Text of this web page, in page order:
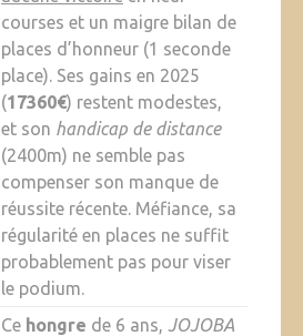
courses et un maigre bilan de
places d’honneur (1 seconde
place). Ses gains en 2025
(17360€) restent modestes,
et son handicap de distance
(2400m) ne semble pas
compenser son manque de
réussite récente. Méfiance, sa
régularité en places ne suffit
probablement pas pour viser
le podium.
Ce hongre de 6 ans, JOJOBA